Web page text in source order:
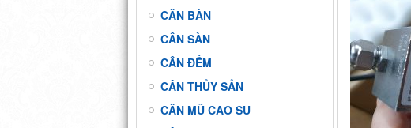
CÂN BÀN
CÂN SÀN
CÂN ĐẾM
CÂN THỦY SẢN
CÂN MŨ CAO SU